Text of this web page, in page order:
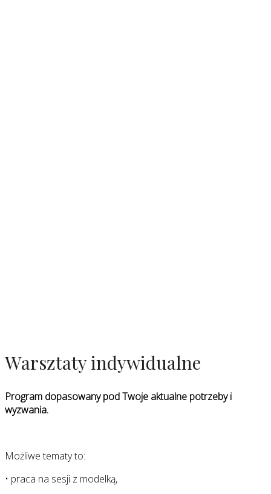
Warsztaty indywidualne
Program dopasowany pod Twoje aktualne potrzeby i
wyzwania.
Możliwe tematy to:
• praca na sesji z modelką,